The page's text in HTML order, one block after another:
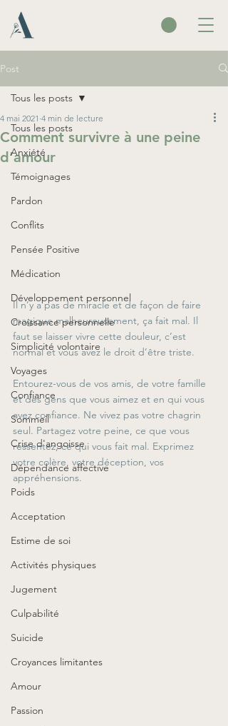
Post
Tous les posts
Anxiété
Témoignages
Pardon
Conflits
Pensée Positive
Médication
Développement personnel
Croissance personnelle
Simplicité volontaire
Voyages
Confiance
Sommeil
Crise d'angoisse
Dépendance affective
Poids
Acceptation
Estime de soi
Activités physiques
Jugement
Culpabilité
Suicide
Croyances limitantes
Amour
Passion
Tous les posts
Comment survivre à une peine
d’amour
4 mai 2021 4 min de lecture
Il n’y a pas de miracle et de façon de faire
magique malheureusement, ça fait mal. Il
faut se laisser vivre cette douleur, c’est
normal et vous avez le droit d’être triste.
Entourez-vous de vos amis, de votre famille
et des gens que vous aimez et en qui vous
avez confiance. Ne vivez pas votre chagrin
seul. Partagez votre peine, ce que vous
ressentez, ce qui vous fait mal. Exprimez
votre colère, votre déception, vos
appréhensions.